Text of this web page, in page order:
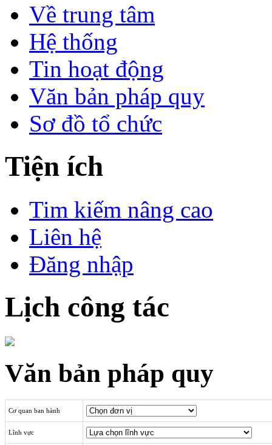
Về trung tâm
Hệ thống
Tin hoạt động
Văn bản pháp quy
Sơ đồ tổ chức
Tiện ích
Tim kiếm nâng cao
Liên hệ
Đăng nhập
Lịch công tác
Văn bản pháp quy
Cơ quan ban hành
Lĩnh vực